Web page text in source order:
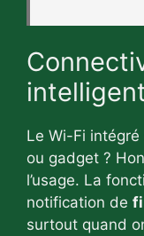
Le Wi-Fi intégré
ou gadget ?
l’usage. La
notification de
surtout quand